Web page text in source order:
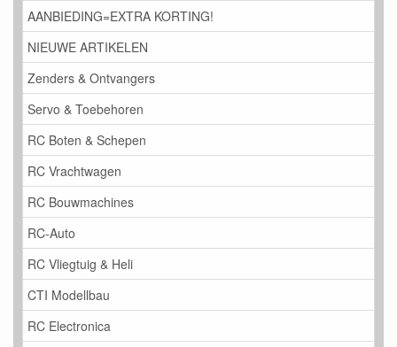
AANBIEDING=EXTRA KORTING!
NIEUWE ARTIKELEN
Zenders & Ontvangers
Servo & Toebehoren
RC Boten & Schepen
RC Vrachtwagen
RC Bouwmachines
RC-Auto
RC Vliegtuig & Heli
CTI Modellbau
RC Electronica